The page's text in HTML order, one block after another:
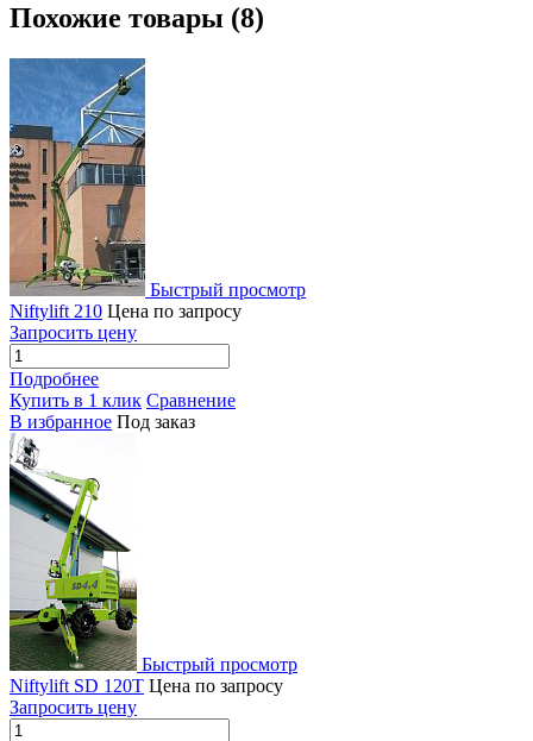
Похожие товары (8)
Быстрый просмотр
Niftylift 210 Цена по запросу
Запросить цену
Подробнее
Купить в 1 клик Сравнение
В избранное Под заказ
Быстрый просмотр
Niftylift SD 120T Цена по запросу
Запросить цену